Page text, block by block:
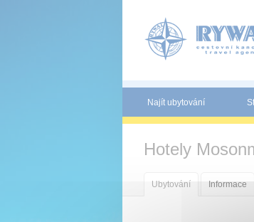
Najít ubytování
Hotely
Ubytování Informace